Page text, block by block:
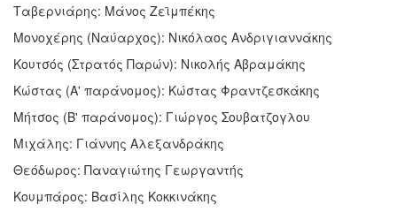
Ταβερνιάρης: Μάνος Ζεϊμπέκης
Μονοχέρης (Ναύαρχος): Νικόλαος Ανδριγιαννάκης
Κουτσός (Στρατός Παρών): Νικολής Αβραμάκης
Κώστας (Α' παράνομος): Κώστας Φραντζεσκάκης
Μήτσος (Β' παράνομος): Γιώργος Σουβατζογλου
Μιχάλης: Γιάννης Αλεξανδράκης
Θεόδωρος: Παναγιώτης Γεωργαντής
Κουμπάρος: Βασίλης Κοκκινάκης